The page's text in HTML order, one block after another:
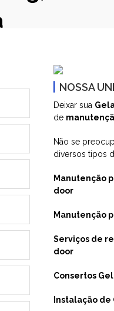
NOSSA
Deixar sua
de
Não se
diversos tipos
Manutenção
door
Manutenção
Serviços de
door
Consertos
Instalação